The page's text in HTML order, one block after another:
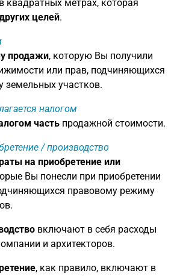
квадратных метрах, которая
целей.
продажи, которую Вы получили
или прав, подчиняющихся
земельных участков.
налогом
часть продажной стоимости.
/ производство
на приобретение или
Вы понесли при приобретении
правовому режиму
включают в себя расходы
и архитекторов.
, как правило, включают в